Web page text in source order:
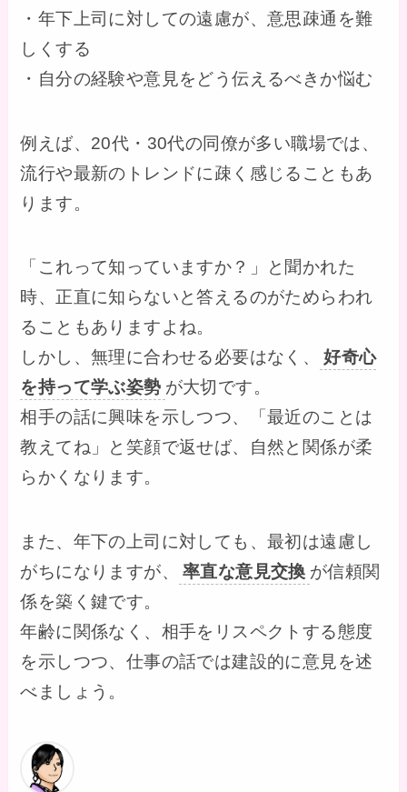
・年下上司に対しての遠慮が、意思疎通を難
しくする
・自分の経験や意見をどう伝えるべきか悩む
例えば、20代・30代の同僚が多い職場では、
流行や最新のトレンドに疎く感じることもあ
ります。
「これって知っていますか？」と聞かれた
時、正直に知らないと答えるのがためらわれ
ることもありますよね。
しかし、無理に合わせる必要はなく、
好奇心
を持って学ぶ姿勢 が大切です。
相手の話に興味を示しつつ、「最近のことは
教えてね」と笑顔で返せば、自然と関係が柔
らかくなります。
また、年下の上司に対しても、最初は遠慮し
がちになりますが、
率直な意見交換 が信頼関
係を築く鍵です。
年齢に関係なく、相手をリスペクトする態度
を示しつつ、仕事の話では建設的に意見を述
べましょう。